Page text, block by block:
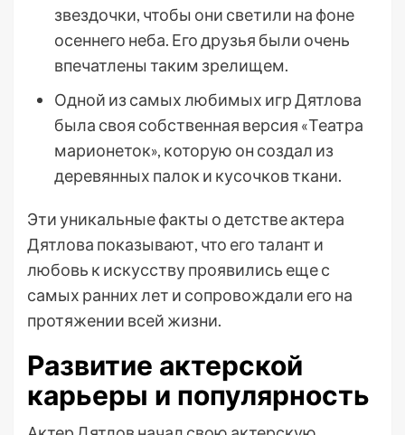
звездочки, чтобы они светили на фоне
осеннего неба. Его друзья были очень
впечатлены таким зрелищем.
Одной из самых любимых игр Дятлова
была своя собственная версия «Театра
марионеток», которую он создал из
деревянных палок и кусочков ткани.
Эти уникальные факты о детстве актера
Дятлова показывают, что его талант и
любовь к искусству проявились еще с
самых ранних лет и сопровождали его на
протяжении всей жизни.
Развитие актерской
карьеры и популярность